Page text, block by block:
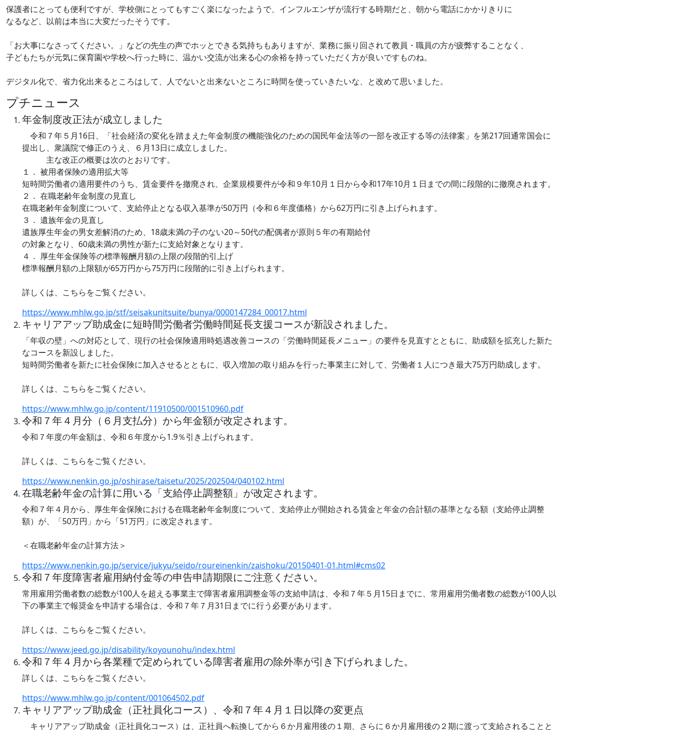
保護者にとっても便利ですが、学校側にとってもすごく楽になったようで、インフルエンザが流行する時期だと、朝から電話にかかりきりに
なるなど、以前は本当に大変だったそうです。
「お大事になさってください。」などの先生の声でホッとできる気持ちもありますが、業務に振り回されて教員・職員の方が疲弊することなく、
子どもたちが元気に保育園や学校へ行った時に、温かい交流が出来る心の余裕を持っていただく方が良いですものね。
デジタル化で、省力化出来るところはして、人でないと出来ないところに時間を使っていきたいな、と改めて思いました。
プチニュース
年金制度改正法が成立しました
令和７年５月16日、「社会経済の変化を踏まえた年金制度の機能強化のための国民年金法等の一部を改正する等の法律案」を第217回通常国会に
提出し、衆議院で修正のうえ、６月13日に成立しました。
主な改正の概要は次のとおりです。
１． 被用者保険の適用拡大等
短時間労働者の適用要件のうち、賃金要件を撤廃され、企業規模要件が令和９年10月１日から令和17年10月１日までの間に段階的に撤廃されます。
２． 在職老齢年金制度の見直し
在職老齢年金制度について、支給停止となる収入基準が50万円（令和６年度価格）から62万円に引き上げられます。
３． 遺族年金の見直し
遺族厚生年金の男女差解消のため、18歳未満の子のない20～50代の配偶者が原則５年の有期給付
の対象となり、60歳未満の男性が新たに支給対象となります。
４． 厚生年金保険等の標準報酬月額の上限の段階的引上げ
標準報酬月額の上限額が65万円から75万円に段階的に引き上げられます。
詳しくは、こちらをご覧ください。
https://www.mhlw.go.jp/stf/seisakunitsuite/bunya/0000147284_00017.html
キャリアアップ助成金に短時間労働者労働時間延長支援コースが新設されました。
「年収の壁」への対応として、現行の社会保険適用時処遇改善コースの「労働時間延長メニュー」の要件を見直すとともに、助成額を拡充した新た
なコースを新設しました。
短時間労働者を新たに社会保険に加入させるとともに、収入増加の取り組みを行った事業主に対して、労働者１人につき最大75万円助成します。
詳しくは、こちらをご覧ください。
https://www.mhlw.go.jp/content/11910500/001510960.pdf
令和７年４月分（６月支払分）から年金額が改定されます。
令和７年度の年金額は、令和６年度から1.9％引き上げられます。
詳しくは、こちらをご覧ください。
https://www.nenkin.go.jp/oshirase/taisetu/2025/202504/040102.html
在職老齢年金の計算に用いる「支給停止調整額」が改定されます。
令和７年４月から、厚生年金保険における在職老齢年金制度について、支給停止が開始される賃金と年金の合計額の基準となる額（支給停止調整
額）が、「50万円」から「51万円」に改定されます。
＜在職老齢年金の計算方法＞
https://www.nenkin.go.jp/service/jukyu/seido/roureinenkin/zaishoku/20150401-01.html#cms02
令和７年度障害者雇用納付金等の申告申請期限にご注意ください。
常用雇用労働者数の総数が100人を超える事業主で障害者雇用調整金等の支給申請は、令和７年５月15日までに、常用雇用労働者数の総数が100人以
下の事業主で報奨金を申請する場合は、令和７年７月31日までに行う必要があります。
詳しくは、こちらをご覧ください。
https://www.jeed.go.jp/disability/koyounohu/index.html
令和７年４月から各業種で定められている障害者雇用の除外率が引き下げられました。
詳しくは、こちらをご覧ください。
https://www.mhlw.go.jp/content/001064502.pdf
キャリアアップ助成金（正社員化コース）、令和７年４月１日以降の変更点
キャリアアップ助成金（正社員化コース）は、正社員へ転換してから６か月雇用後の１期、さらに６か月雇用後の２期に渡って支給されることと